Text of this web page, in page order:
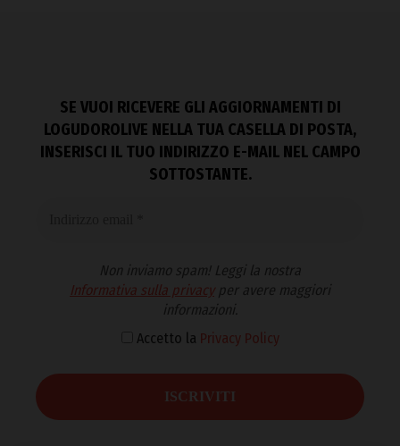
SE VUOI RICEVERE GLI AGGIORNAMENTI DI
LOGUDOROLIVE NELLA TUA CASELLA DI POSTA,
INSERISCI IL TUO INDIRIZZO E-MAIL NEL CAMPO
SOTTOSTANTE.
Non inviamo spam! Leggi la nostra
Informativa sulla privacyper avere maggiori
informazioni.
Accetto la Privacy Policy